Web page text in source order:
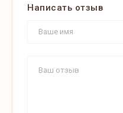
Написать отзыв